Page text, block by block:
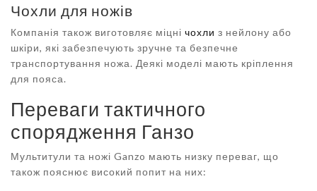
Чохли для ножів
Компанія також виготовляє міцні чохли з нейлону або
шкіри, які забезпечують зручне та безпечне
транспортування ножа. Деякі моделі мають кріплення
для пояса.
Переваги тактичного
спорядження Ганзо
Мультитули та ножі Ganzo мають низку переваг, що
також пояснює високий попит на них: